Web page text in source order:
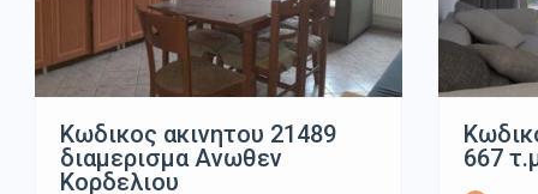
Κωδικος ακινητου 21489
διαμερισμα Ανωθεν
Κορδελιου
667